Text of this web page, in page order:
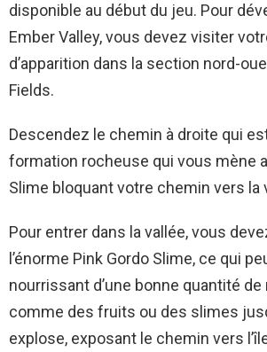
disponible au début du jeu. Pour
Ember Valley, vous devez visiter
d’apparition dans la section nord-
Fields.
Descendez le chemin à droite qui
formation rocheuse qui vous mène
Slime bloquant votre chemin vers la
Pour entrer dans la vallée, vous
l’énorme Pink Gordo Slime, ce qui
nourrissant d’une bonne quantité
comme des fruits ou des slimes
explose, exposant le chemin vers